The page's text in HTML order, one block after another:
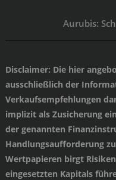
Aurubis:
Disclaimer: Die hier
ausschließlich der
Verkaufsempfehlungen
implizit als Zusicherung
der genannten
Handlungsaufforderung
Wertpapieren birgt
eingesetzten Kapitals